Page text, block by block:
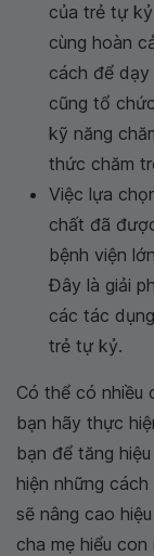
của trẻ tự
cùng hoàn
cách để
cũng tổ
kỹ năng
thức chăm
Việc lựa
chất đã
bệnh viện
Đây là giải
các tác
trẻ tự kỷ.
Có thể có nhiều
bạn hãy thực
bạn để tăng
hiện những
sẽ nâng cao
cha mẹ hiểu